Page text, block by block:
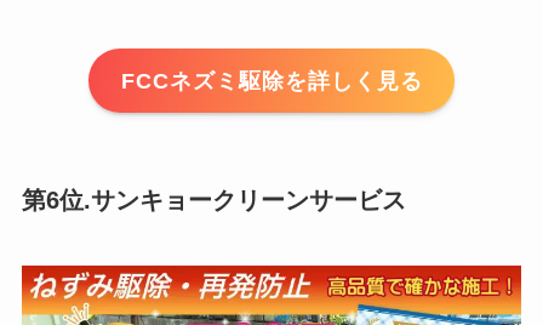
FCCネズミ駆除を詳しく見る
第6位.サンキョークリーンサービス